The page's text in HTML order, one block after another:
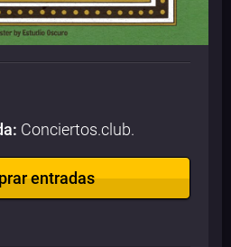
Conciertos.club.
entradas